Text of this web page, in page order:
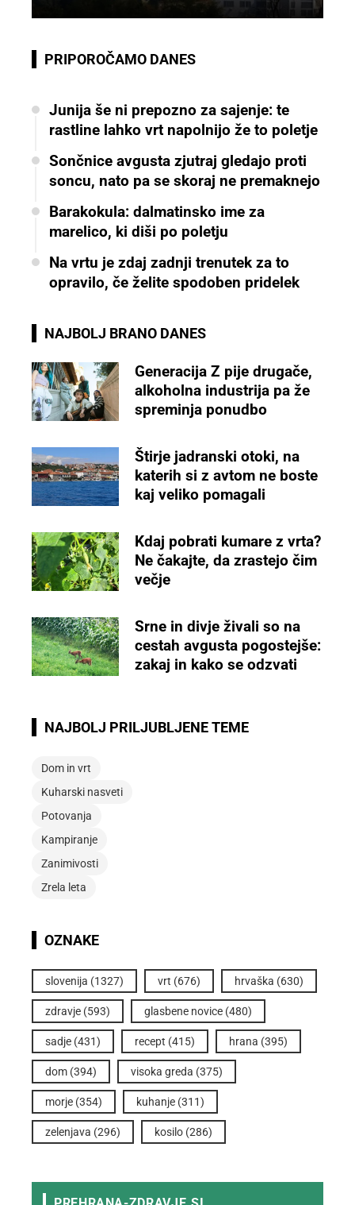
PRIPOROČAMO DANES
Junija še ni prepozno za sajenje: te
rastline lahko vrt napolnijo že to poletje
Sončnice avgusta zjutraj gledajo proti
soncu, nato pa se skoraj ne premaknejo
Barakokula: dalmatinsko ime za
marelico, ki diši po poletju
Na vrtu je zdaj zadnji trenutek za to
opravilo, če želite spodoben pridelek
NAJBOLJ BRANO DANES
Generacija Z pije drugače,
alkoholna industrija pa že
spreminja ponudbo
Štirje jadranski otoki, na
katerih si z avtom ne boste
kaj veliko pomagali
Kdaj pobrati kumare z vrta?
Ne čakajte, da zrastejo čim
večje
Srne in divje živali so na
cestah avgusta pogostejše:
zakaj in kako se odzvati
NAJBOLJ PRILJUBLJENE TEME
Dom in vrt
Kuharski nasveti
Potovanja
Kampiranje
Zanimivosti
Zrela leta
OZNAKE
slovenija (1327) vrt (676) hrvaška (630)
zdravje (593) glasbene novice (480)
sadje (431) recept (415) hrana (395)
dom (394) visoka greda (375)
morje (354) kuhanje (311)
zelenjava (296) kosilo (286)